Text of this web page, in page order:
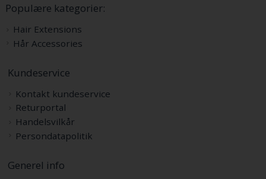
Populære kategorier:
Hair Extensions
Hår Accessories
Kundeservice
Kontakt kundeservice
Returportal
Handelsvilkår
Persondatapolitik
Generel info